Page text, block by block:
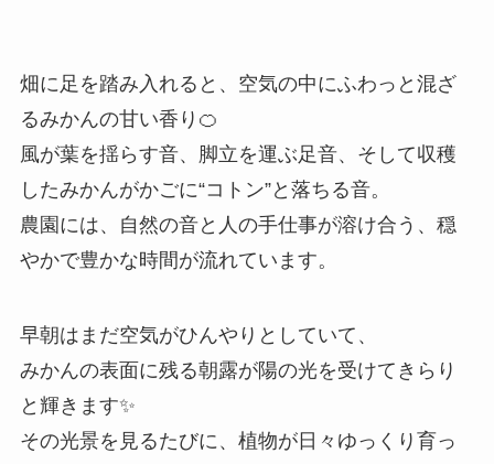
畑に足を踏み入れると、空気の中にふわっと混ざ
るみかんの甘い香り🍊
風が葉を揺らす音、脚立を運ぶ足音、そして収穫
したみかんがかごに“コトン”と落ちる音。
農園には、自然の音と人の手仕事が溶け合う、穏
やかで豊かな時間が流れています。
早朝はまだ空気がひんやりとしていて、
みかんの表面に残る朝露が陽の光を受けてきらり
と輝きます✨
その光景を見るたびに、植物が日々ゆっくり育っ